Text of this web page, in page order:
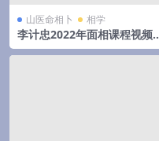
山医命相卜 相学
李计忠2022年面相课程视频7
集+文档4个 百度云下载！